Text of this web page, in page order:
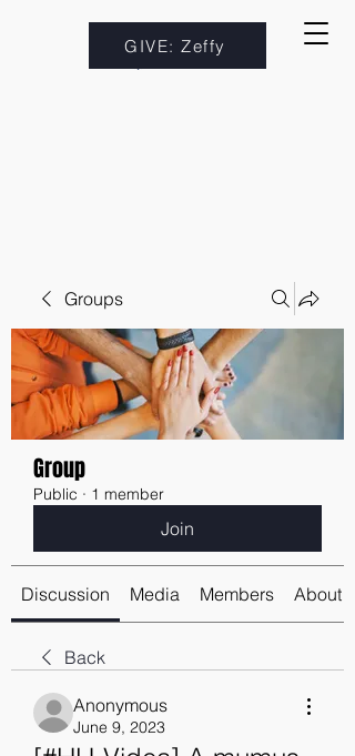
GIVE: Zeffy
Groups
Group
Public · 1 member
Join
Discussion Media Members About
Back
Anonymous
June 9, 2023